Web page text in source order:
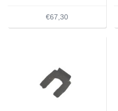
€67,30